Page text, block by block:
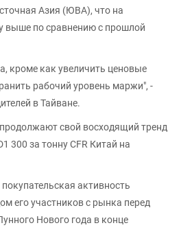
Азия (ЮВА), что на
выше по сравнению с прошлой
кроме как увеличить ценовые
рабочий уровень маржи", -
в Тайване.
свой восходящий тренд
300 за тонну CFR Китай на
активность
его участников с рынка перед
Нового года в конце